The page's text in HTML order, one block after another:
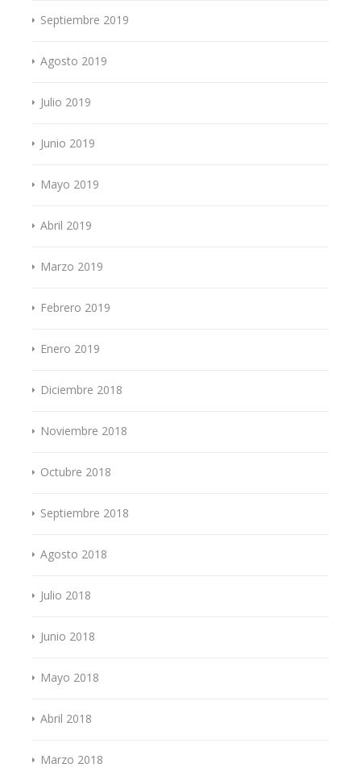
Septiembre 2019
Agosto 2019
Julio 2019
Junio 2019
Mayo 2019
Abril 2019
Marzo 2019
Febrero 2019
Enero 2019
Diciembre 2018
Noviembre 2018
Octubre 2018
Septiembre 2018
Agosto 2018
Julio 2018
Junio 2018
Mayo 2018
Abril 2018
Marzo 2018